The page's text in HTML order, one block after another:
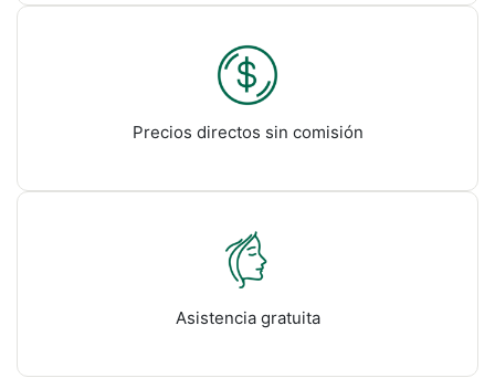
Precios directos sin comisión
Asistencia gratuita